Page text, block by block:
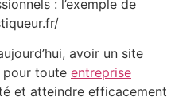
: l’exemple de
avoir un site
pour toute entreprise
et atteindre efficacement